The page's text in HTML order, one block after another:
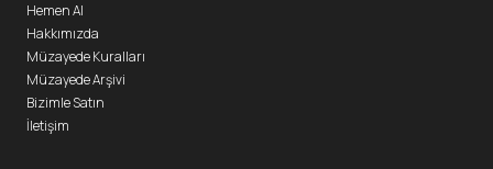
Hemen Al
Hakkımızda
Müzayede Kuralları
Müzayede Arşivi
Bizimle Satın
İletişim